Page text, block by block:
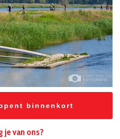
binnenkort
je van ons?